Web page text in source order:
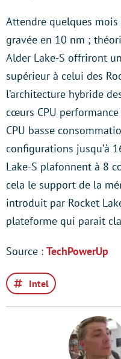
Attendre quelques mois
gravée en 10 nm ;
Alder Lake-S offriront
supérieur à celui des
l’architecture hybride
cœurs CPU
CPU basse
configurations jusqu’à
Lake-S plafonnent à 8
cela le support de la
introduit par Rocket
plateforme qui parait
Source : TechPowerUp
Intel